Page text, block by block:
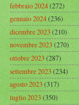
febbraio 2024(272)
gennaio 2024(236)
dicembre 2023(210)
novembre 2023(270)
ottobre 2023(287)
settembre 2023(234)
agosto 2023(317)
luglio 2023(350)